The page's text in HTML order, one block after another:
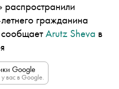
распространили
гражданина
Arutz Sheva в
Google
вас в Google.